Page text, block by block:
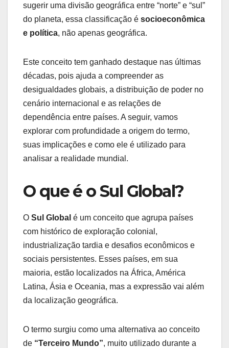
sugerir uma divisão geográfica entre “norte” e “sul”
do planeta, essa classificação é socioeconômica
e política, não apenas geográfica.
Este conceito tem ganhado destaque nas últimas
décadas, pois ajuda a compreender as
desigualdades globais, a distribuição de poder no
cenário internacional e as relações de
dependência entre países. A seguir, vamos
explorar com profundidade a origem do termo,
suas implicações e como ele é utilizado para
analisar a realidade mundial.
O que é o Sul Global?
O Sul Global é um conceito que agrupa países
com histórico de exploração colonial,
industrialização tardia e desafios econômicos e
sociais persistentes. Esses países, em sua
maioria, estão localizados na África, América
Latina, Ásia e Oceania, mas a expressão vai além
da localização geográfica.
O termo surgiu como uma alternativa ao conceito
de “Terceiro Mundo”, muito utilizado durante a